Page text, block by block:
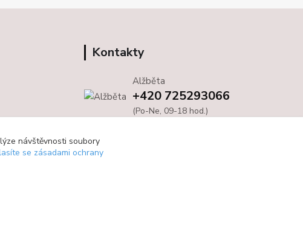
Kontakty
Alžběta
+420 725293066
(Po-Ne, 09-18 hod.)
návštěvnosti soubory
se zásadami ochrany